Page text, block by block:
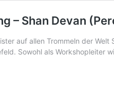
– Shan Devan
auf allen Trommeln der
Sowohl als Workshopleiter